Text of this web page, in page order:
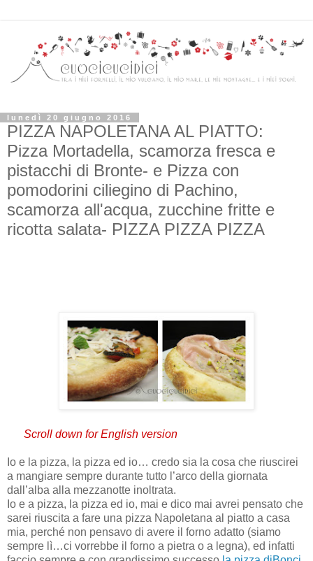
lunedì 20 giugno 2016
PIZZA NAPOLETANA AL PIATTO:
Pizza Mortadella, scamorza fresca e
pistacchi di Bronte- e Pizza con
pomodorini ciliegino di Pachino,
scamorza all'acqua, zucchine fritte e
ricotta salata- PIZZA PIZZA PIZZA
Scroll down for English version
Io e la pizza, la pizza ed io… credo sia la cosa che riuscirei
a mangiare sempre durante tutto l’arco della giornata
dall’alba alla mezzanotte inoltrata.
Io e a pizza, la pizza ed io, mai e dico mai avrei pensato che
sarei riuscita a fare una pizza Napoletana al piatto a casa
mia, perché non pensavo di avere il forno adatto (siamo
sempre lì…ci vorrebbe il forno a pietra o a legna), ed infatti